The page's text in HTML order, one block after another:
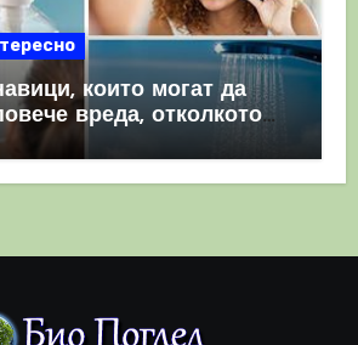
които могат да
вреда, отколкото